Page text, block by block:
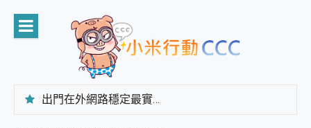
content
出門在外網路穩定最實在 「台灣大哥大」榮獲 4G/5G 在線率全球 NO.3 全台第一與全台六冠王實測心得，走到哪順到哪！